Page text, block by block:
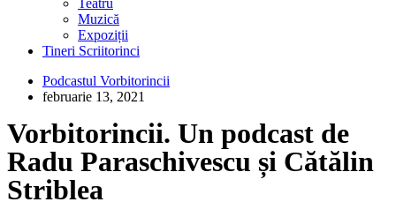
Teatru
Muzică
Expoziții
Tineri Scriitorinci
Podcastul Vorbitorincii
februarie 13, 2021
Vorbitorincii. Un podcast de
Radu Paraschivescu și Cătălin
Striblea